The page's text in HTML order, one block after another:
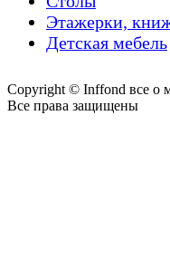
Этажерки,
Детская мебель
Copyright © Inffond все о
Все права защищены